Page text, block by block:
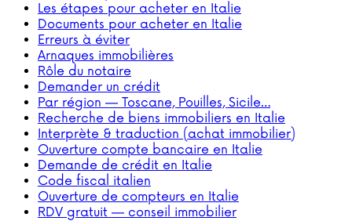
Les étapes pour acheter en Italie
Documents pour acheter en Italie
Erreurs à éviter
Arnaques immobilières
Rôle du notaire
Demander un crédit
Par région — Toscane, Pouilles, Sicile…
Recherche de biens immobiliers en Italie
Interprète & traduction (achat immobilier)
Ouverture compte bancaire en Italie
Demande de crédit en Italie
Code fiscal italien
Ouverture de compteurs en Italie
RDV gratuit — conseil immobilier